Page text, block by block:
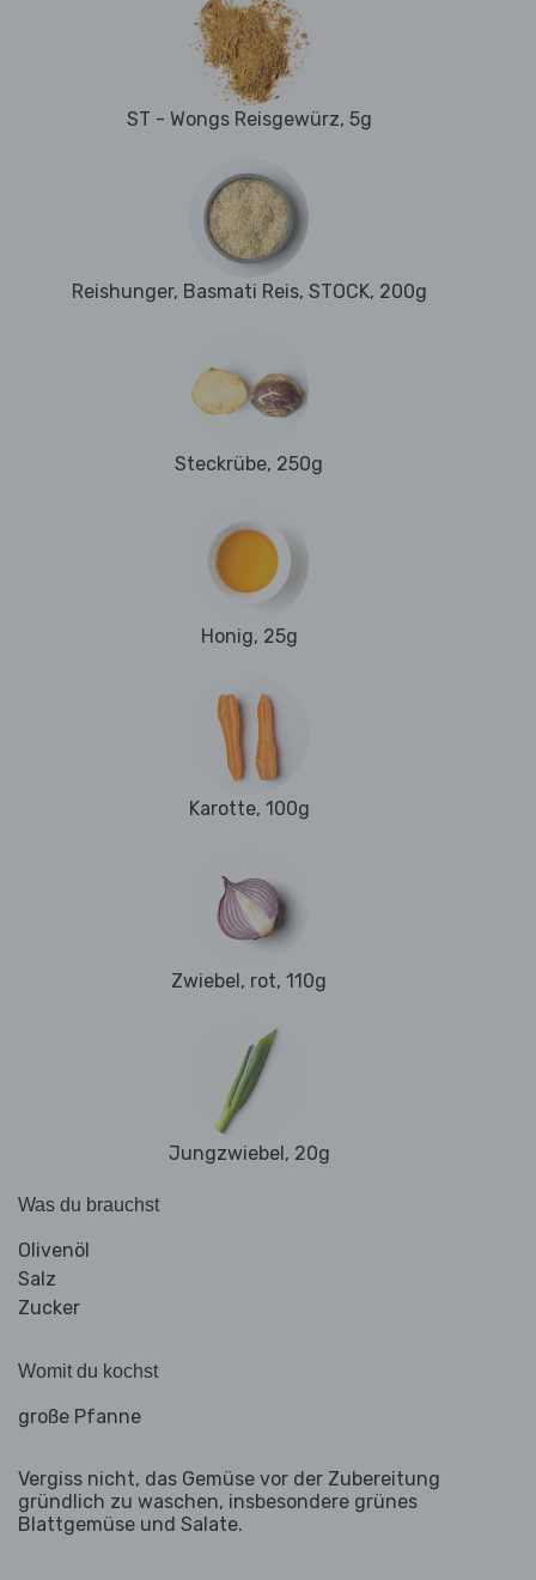
ST - Wongs Reisgewürz, 5g
Reishunger, Basmati Reis, STOCK, 200g
Steckrübe, 250g
Honig, 25g
Karotte, 100g
Zwiebel, rot, 110g
Jungzwiebel, 20g
Was du brauchst
Olivenöl
Salz
Zucker
Womit du kochst
große Pfanne
Vergiss nicht, das Gemüse vor der Zubereitung
gründlich zu waschen, insbesondere grünes
Blattgemüse und Salate.